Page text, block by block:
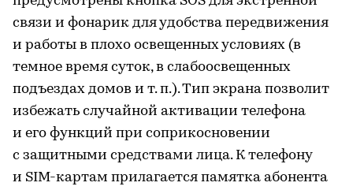
связи и фонарик для удобства передвижения
и работы в плохо освещенных условиях (в
темное время суток, в слабоосвещенных
подъездах домов и т. п.). Тип экрана позволит
избежать случайной активации телефона
и его функций при соприкосновении
с защитными средствами лица. К телефону
и SIM-картам прилагается памятка абонента